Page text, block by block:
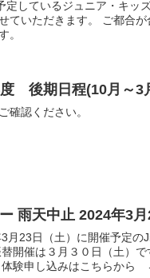
定しているジュニア・キッ
ていただきます。 ご都合
。
後期日程(10月～3
確認ください。
雨天中止 2024年3
月23日（土）に開催予定の
替開催は３月３０日（土）
体験申し込みはこちらから